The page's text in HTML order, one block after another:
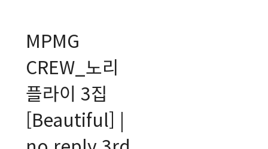
MPMG
CREW_노리
플라이 3집
[Beautiful] |